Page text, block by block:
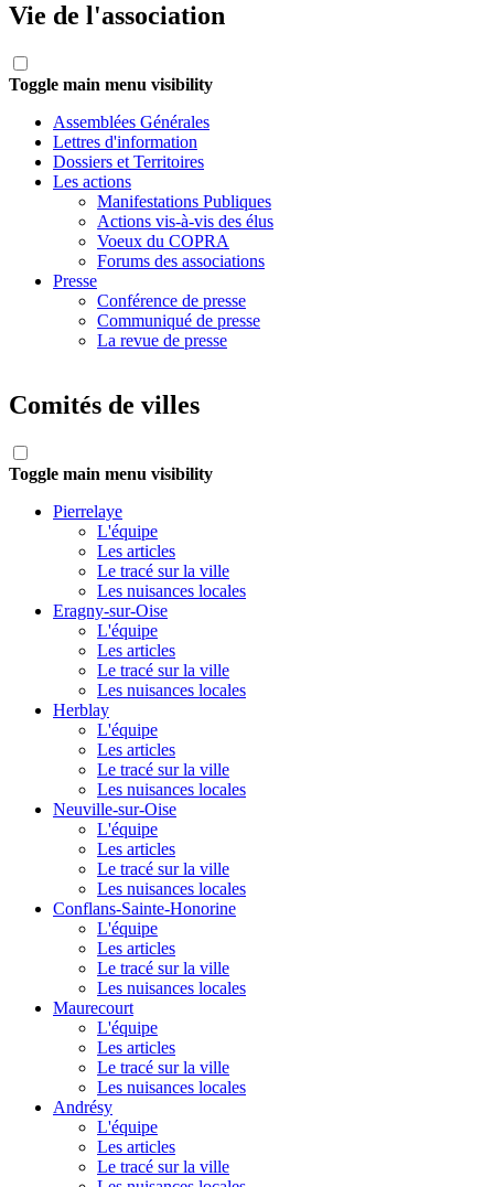
Vie de l'association
Toggle main menu visibility
Assemblées Générales
Lettres d'information
Dossiers et Territoires
Les actions
Manifestations Publiques
Actions vis-à-vis des élus
Voeux du COPRA
Forums des associations
Presse
Conférence de presse
Communiqué de presse
La revue de presse
Comités de villes
Toggle main menu visibility
Pierrelaye
L'équipe
Les articles
Le tracé sur la ville
Les nuisances locales
Eragny-sur-Oise
L'équipe
Les articles
Le tracé sur la ville
Les nuisances locales
Herblay
L'équipe
Les articles
Le tracé sur la ville
Les nuisances locales
Neuville-sur-Oise
L'équipe
Les articles
Le tracé sur la ville
Les nuisances locales
Conflans-Sainte-Honorine
L'équipe
Les articles
Le tracé sur la ville
Les nuisances locales
Maurecourt
L'équipe
Les articles
Le tracé sur la ville
Les nuisances locales
Andrésy
L'équipe
Les articles
Le tracé sur la ville